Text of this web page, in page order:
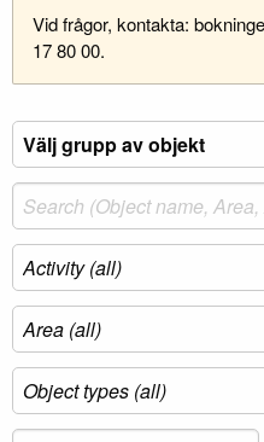
Vid frågor, kontakta:
17 80 00.